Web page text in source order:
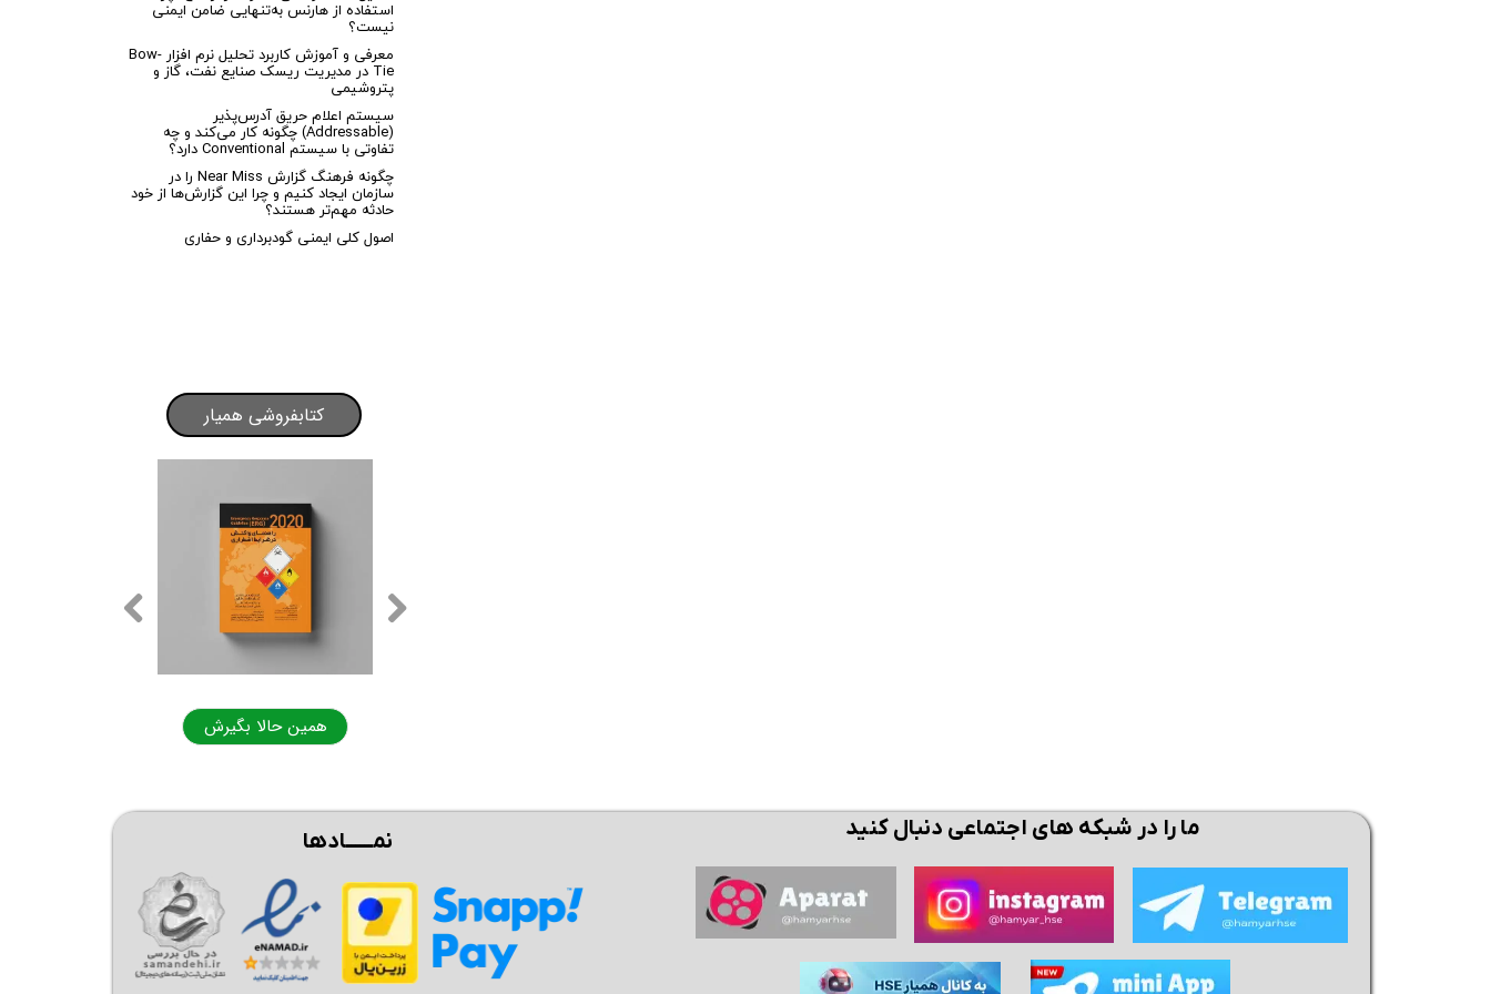
استفاده از هارنس به‌تنهایی ضامن ایمنی
نیست؟
معرفی و آموزش کاربرد تحلیل نرم افزار Bow-
Tie در مدیریت ریسک صنایع نفت، گاز و
پتروشیمی
سیستم اعلام حریق آدرس‌پذیر
(Addressable) چگونه کار می‌کند و چه
تفاوتی با سیستم Conventional دارد؟
چگونه فرهنگ گزارش Near Miss را در
سازمان ایجاد کنیم و چرا این گزارش‌ها از خود
حادثه مهم‌تر هستند؟
اصول کلی ایمنی گودبرداری و حفاری
کتابفروشی همیار
همین حالا بگیرش
ما را در شبکه های اجتماعی دنبال کنید نمــــــادها